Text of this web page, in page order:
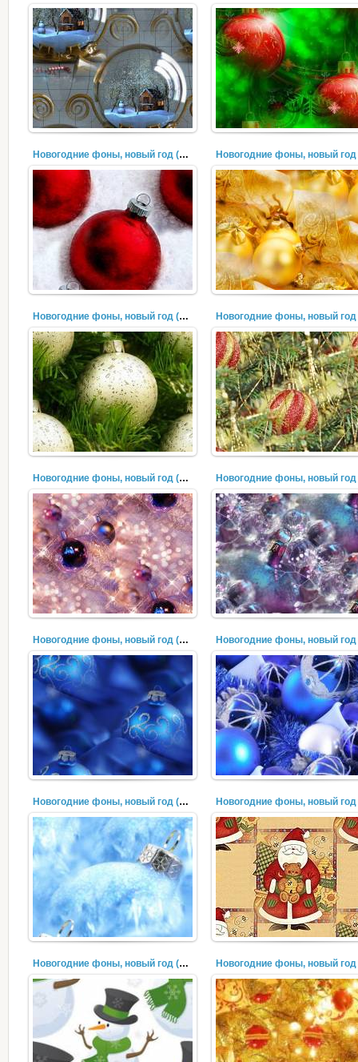
Новогодние фоны, новый год (307)
Новогодние фоны, новый год (304)
Новогодние фоны, новый год (301)
Новогодние фоны, новый год (298)
Новогодние фоны, новый год (295)
Новогодние фоны, новый год (292)